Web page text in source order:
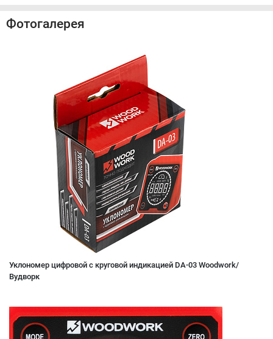
Фотогалерея
Уклономер цифровой с круговой индикацией DA-03 Woodwork/
Вудворк